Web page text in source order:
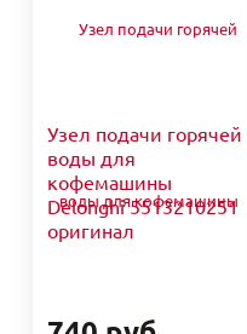
Узел подачи горячей
воды для
кофемашины
Delonghi 5513210251
оригинал